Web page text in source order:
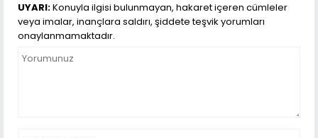
UYARI:Konuyla ilgisi bulunmayan, hakaret içeren cümleler
veya imalar, inançlara saldırı, şiddete teşvik yorumları
onaylanmamaktadır.